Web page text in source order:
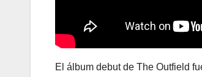
El álbum debut de The Outfield